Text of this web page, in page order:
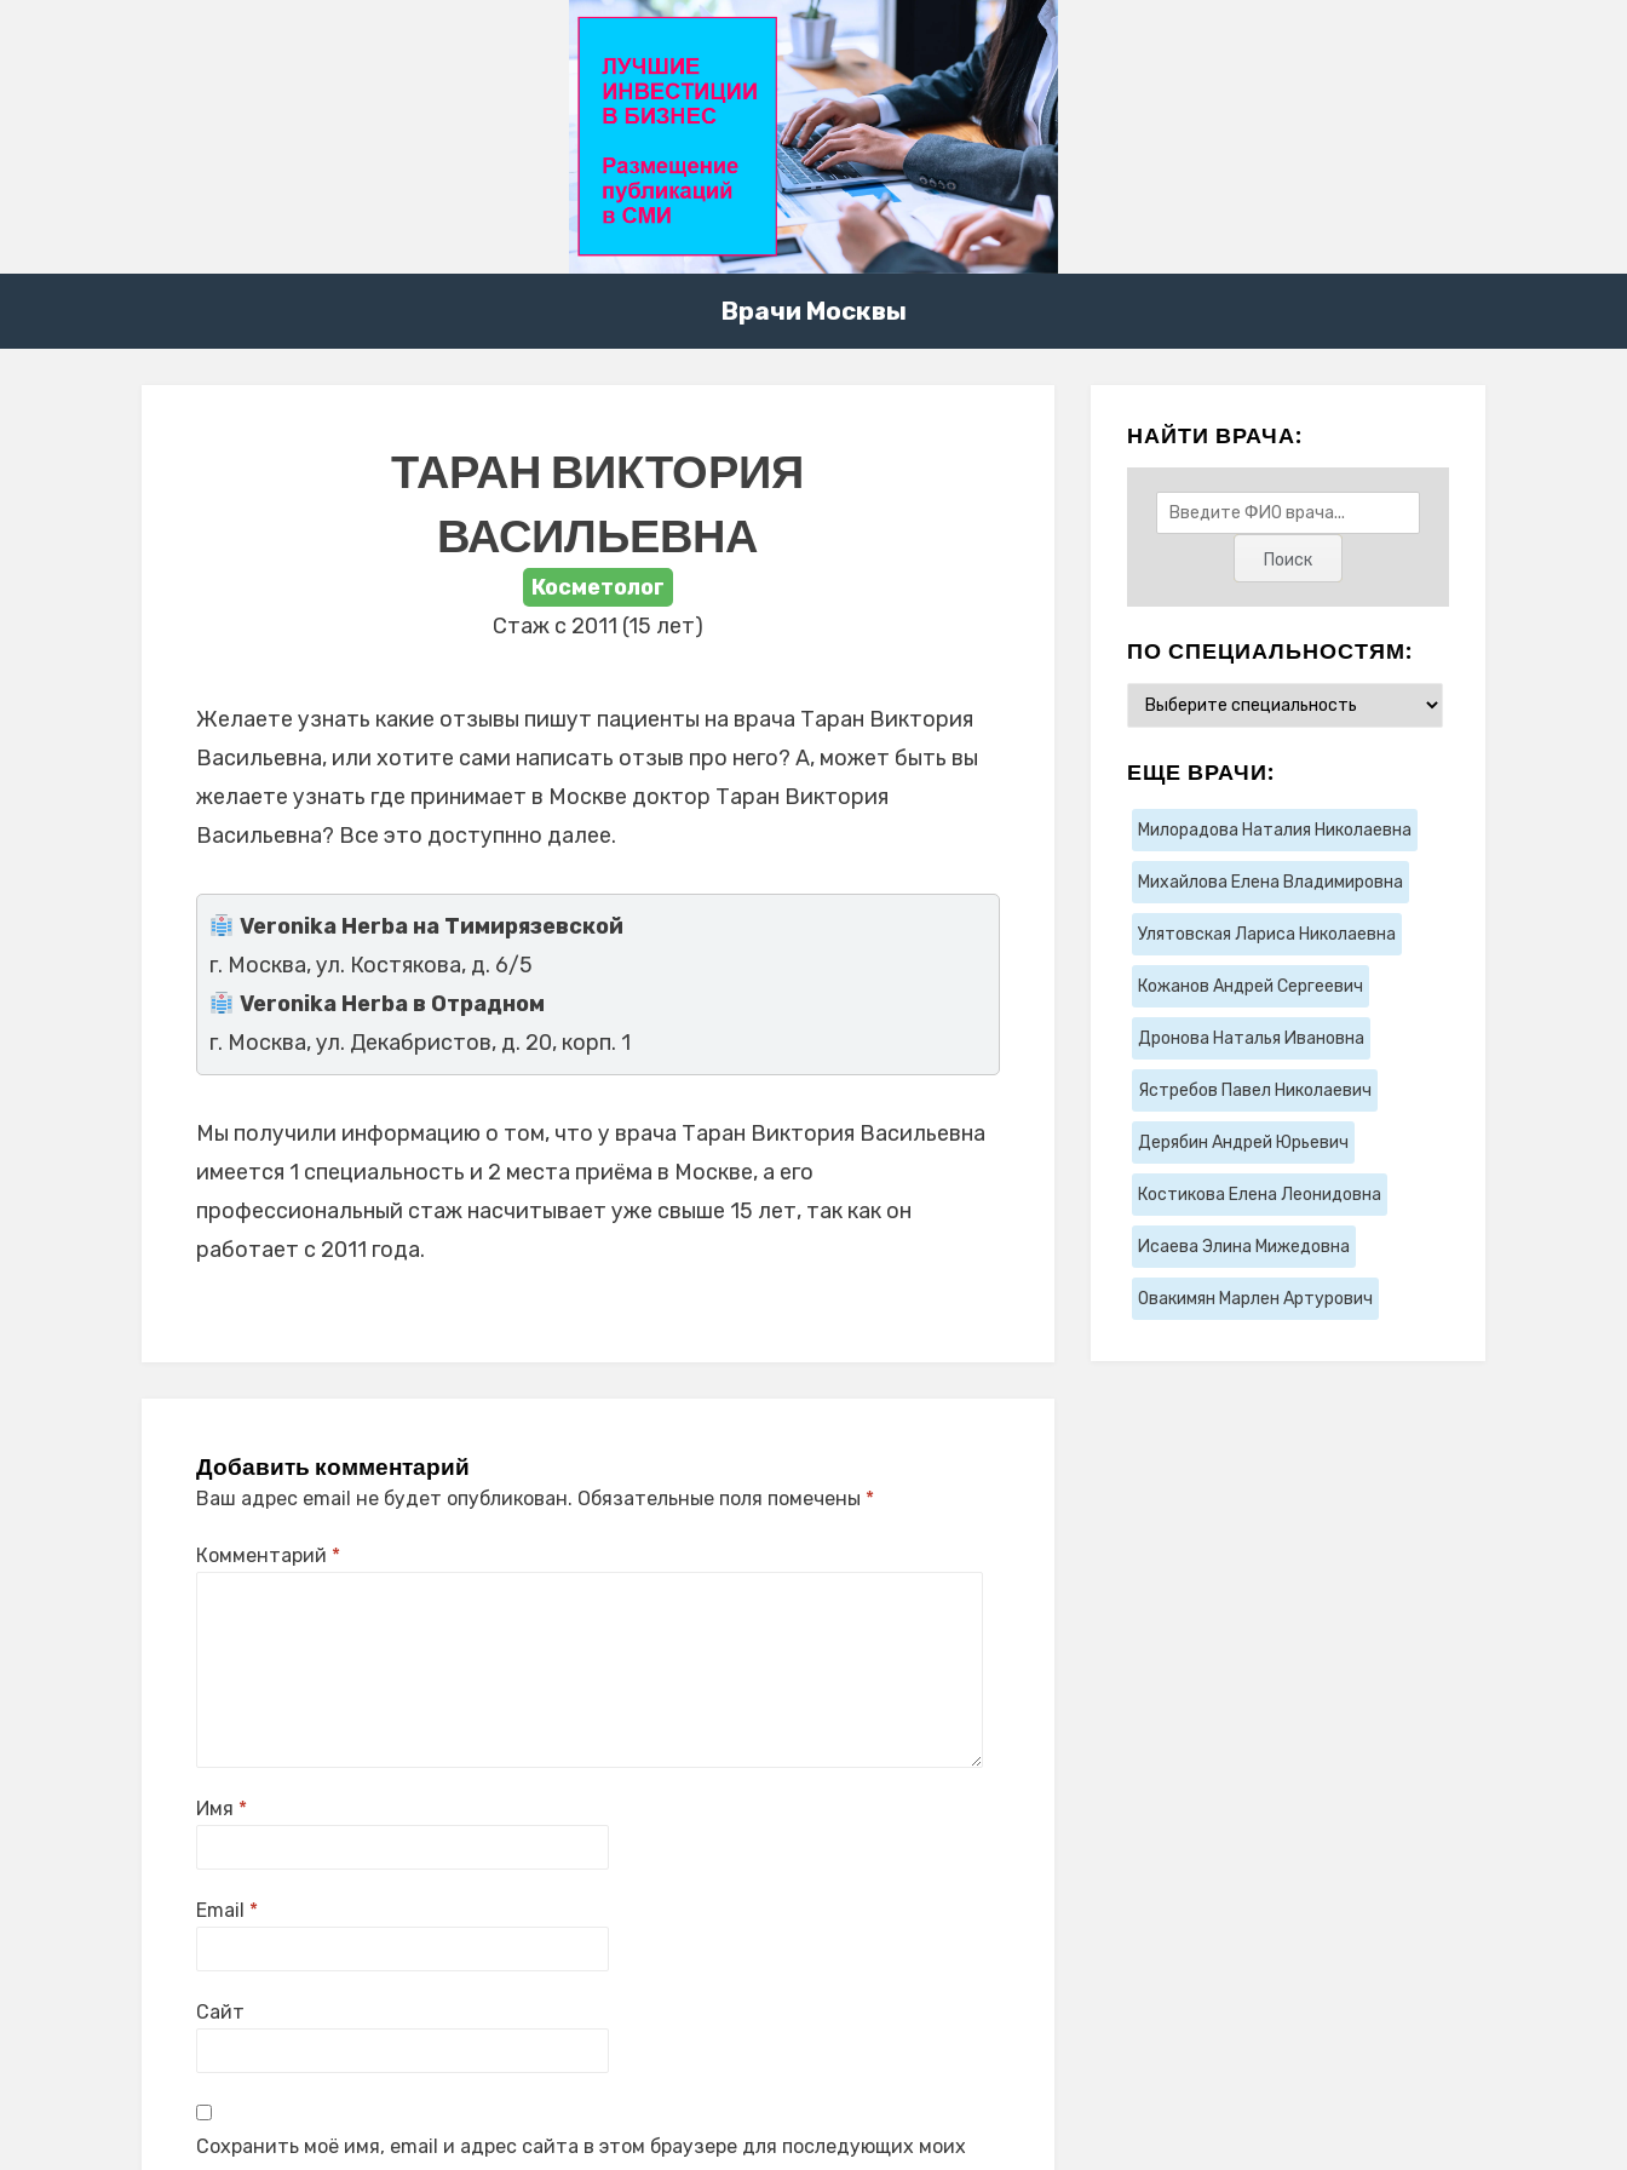
Врачи Москвы
ТАРАН ВИКТОРИЯ
ВАСИЛЬЕВНА
Косметолог
Стаж с 2011 (15 лет)
Желаете узнать какие отзывы пишут пациенты на врача Таран Виктория
Васильевна, или хотите сами написать отзыв про него? А, может быть вы
желаете узнать где принимает в Москве доктор Таран Виктория
Васильевна? Все это доступнно далее.
Veronika Herba на Тимирязевской
г. Москва, ул. Костякова, д. 6/5
Veronika Herba в Отрадном
г. Москва, ул. Декабристов, д. 20, корп. 1
Мы получили информацию о том, что у врача Таран Виктория Васильевна
имеется 1 специальность и 2 места приёма в Москве, а его
профессиональный стаж насчитывает уже свыше 15 лет, так как он
работает с 2011 года.
Добавить комментарий
Ваш адрес email не будет опубликован. Обязательные поля помечены *
Комментарий *
Имя *
Email *
Сайт
Сохранить моё имя, email и адрес сайта в этом браузере для последующих моих
НАЙТИ ВРАЧА:
ПО СПЕЦИАЛЬНОСТЯМ:
ЕЩЕ ВРАЧИ:
Милорадова Наталия Николаевна
Михайлова Елена Владимировна
Улятовская Лариса Николаевна
Кожанов Андрей Сергеевич
Дронова Наталья Ивановна
Ястребов Павел Николаевич
Дерябин Андрей Юрьевич
Костикова Елена Леонидовна
Исаева Элина Мижедовна
Овакимян Марлен Артурович